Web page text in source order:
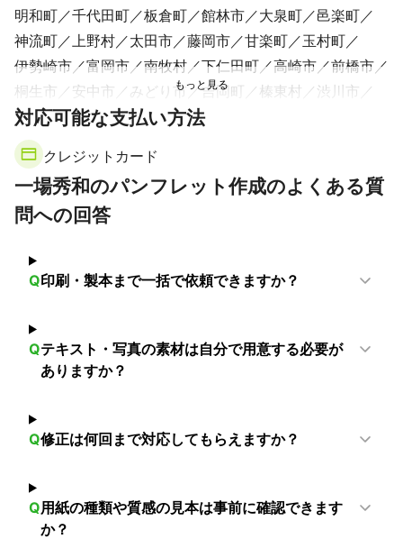
明和町 千代田町 板倉町 館林市 大泉町
邑楽町
神流町
上野村 太田市 藤岡市 甘楽町
玉村町
伊勢崎市
富岡市 南牧村 下仁田町 高崎市
前橋市
桐生市
安中市 みどり市 吉岡町 榛東村
渋川市
昭和村
東吾妻町 長野原町
嬬恋村
【富山県】
立山町 黒部市 上市町 富山市 朝日町
魚津市
滑川市
入善町
【石川県
白山市 金沢市 津幡町 かほく市 野々市市
羽咋市
七尾市 加賀市 能登町
東京都】
府中市
品川区
小金井市 国分寺市 八王子市
武蔵野市
中野区
東村山市
福生市 練馬区 中央区
千代田区
対応可能な支払い方法
クレジットカード
一場秀和のパンフレット作成のよくある質
問への回答
Q印刷・製本まで一括で依頼できますか？
Qテキスト・写真の素材は自分で用意する必要が
ありますか？
Q修正は何回まで対応してもらえますか？
Q用紙の種類や質感の見本は事前に確認できます
か？